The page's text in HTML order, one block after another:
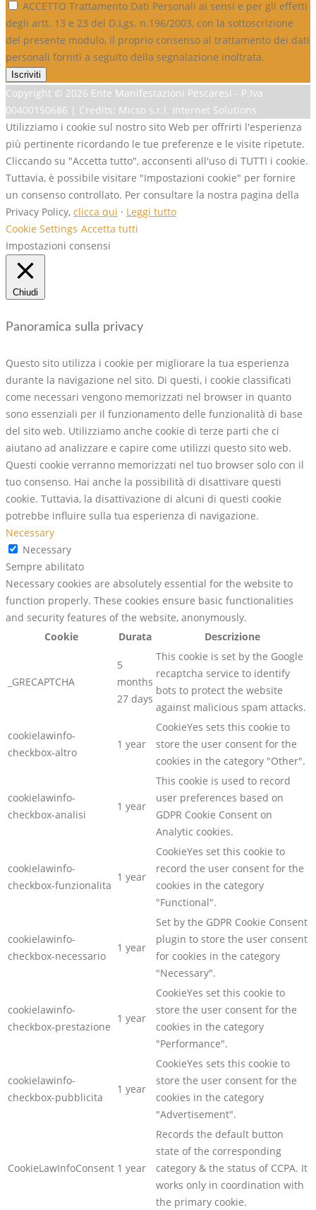
ACCETTO Trattamento Dati Personali ai sensi e per gli effetti
degli artt. 13 e 23 del D.Lgs. n.196/2003, con la sottoscrizione
del presente modulo, il proprio consenso al trattamento dei dati
personali forniti a seguito della segnalazione inoltrata.
Copyright © 2026 Ente Manifestazioni Pescaresi - P.Iva
00400150686 | Credits: Micso s.r.l. Internet Solutions
Utilizziamo i cookie sul nostro sito Web per offrirti l'esperienza
più pertinente ricordando le tue preferenze e le visite ripetute.
Cliccando su "Accetta tutto", acconsenti all'uso di TUTTI i cookie.
Tuttavia, è possibile visitare "Impostazioni cookie" per fornire
un consenso controllato. Per consultare la nostra pagina della
Privacy Policy, clicca qui · Leggi tutto
Cookie Settings Accetta tutti
Impostazioni consensi
Chiudi
Panoramica sulla privacy
Questo sito utilizza i cookie per migliorare la tua esperienza
durante la navigazione nel sito. Di questi, i cookie classificati
come necessari vengono memorizzati nel browser in quanto
sono essenziali per il funzionamento delle funzionalità di base
del sito web. Utilizziamo anche cookie di terze parti che ci
aiutano ad analizzare e capire come utilizzi questo sito web.
Questi cookie verranno memorizzati nel tuo browser solo con il
tuo consenso. Hai anche la possibilità di disattivare questi
cookie. Tuttavia, la disattivazione di alcuni di questi cookie
potrebbe influire sulla tua esperienza di navigazione.
Necessary
Necessary
Sempre abilitato
Necessary cookies are absolutely essential for the website to
function properly. These cookies ensure basic functionalities
and security features of the website, anonymously.
Cookie
Durata Descrizione
_GRECAPTCHA
5
months
27 days
This cookie is set by the Google
recaptcha service to identify
bots to protect the website
against malicious spam attacks.
cookielawinfo-
checkbox-altro
1 year
CookieYes sets this cookie to
store the user consent for the
cookies in the category "Other".
cookielawinfo-
checkbox-analisi
1 year
This cookie is used to record
user preferences based on
GDPR Cookie Consent on
Analytic cookies.
cookielawinfo-
checkbox-funzionalita
1 year
CookieYes set this cookie to
record the user consent for the
cookies in the category
"Functional".
cookielawinfo-
checkbox-necessario
1 year
Set by the GDPR Cookie Consent
plugin to store the user consent
for cookies in the category
"Necessary".
cookielawinfo-
checkbox-prestazione
1 year
CookieYes set this cookie to
store the user consent for the
cookies in the category
"Performance".
cookielawinfo-
checkbox-pubblicita
1 year
CookieYes sets this cookie to
store the user consent for the
cookies in the category
"Advertisement".
CookieLawInfoConsent 1 year
Records the default button
state of the corresponding
category & the status of CCPA. It
works only in coordination with
the primary cookie.